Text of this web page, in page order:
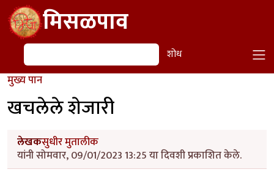
Skip to main contentमिसळपाव
शोध शोध
मुख्य पान
खचलेले शेजारी
लेखकसुधीर मुतालीक
यांनी सोमवार, 09/01/2023 13:25 या दिवशी प्रकाशित केले.